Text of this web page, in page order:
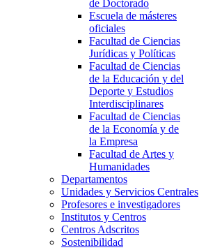
de Doctorado
Escuela de másteres
oficiales
Facultad de Ciencias
Jurídicas y Políticas
Facultad de Ciencias
de la Educación y del
Deporte y Estudios
Interdisciplinares
Facultad de Ciencias
de la Economía y de
la Empresa
Facultad de Artes y
Humanidades
Departamentos
Unidades y Servicios Centrales
Profesores e investigadores
Institutos y Centros
Centros Adscritos
Sostenibilidad